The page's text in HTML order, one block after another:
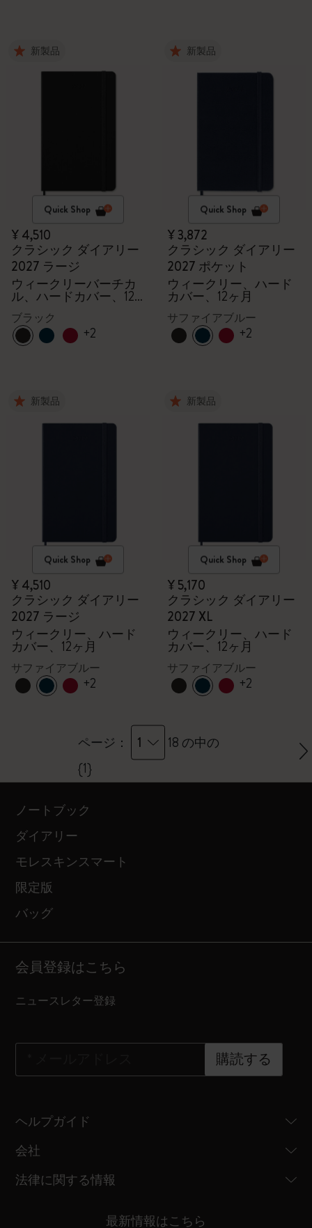
新製品
Quick Shop
¥ 4,510
クラシック ダイアリー
2027 ラージ
ウィークリーバーチカ
ル、ハードカバー、12
ヶ月
ブラック
+2
新製品
Quick Shop
¥ 3,872
クラシック ダイアリー
2027 ポケット
ウィークリー、ハード
カバー、12ヶ月
サファイアブルー
+2
新製品
Quick Shop
¥ 4,510
クラシック ダイアリー
2027 ラージ
ウィークリー、ハード
カバー、12ヶ月
サファイアブルー
+2
新製品
Quick Shop
¥ 5,170
クラシック ダイアリー
2027 XL
ウィークリー、ハード
カバー、12ヶ月
サファイアブルー
+2
ページ： 1
18 の中の
{1}
ノートブック
ダイアリー
モレスキンスマート
限定版
バッグ
会員登録はこちら
ニュースレター登録
購読する
ヘルプガイド
会社
法律に関する情報
最新情報はこちら